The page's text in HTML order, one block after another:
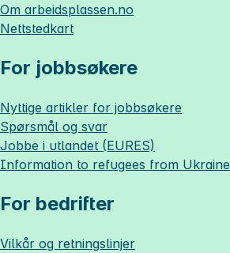
Om arbeidsplassen.no
Nettstedkart
For jobbsøkere
Nyttige artikler for jobbsøkere
Spørsmål og svar
Jobbe i utlandet (EURES)
Information to refugees from Ukraine
For bedrifter
Vilkår og retningslinjer